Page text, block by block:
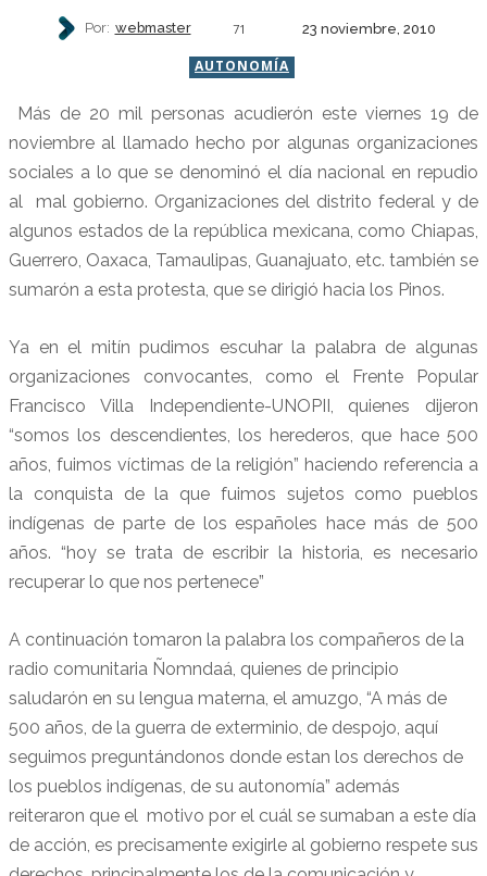
Por: webmaster 71 23 noviembre, 2010
AUTONOMÍA
Más de 20 mil personas acudierón este viernes 19 de
noviembre al llamado hecho por algunas organizaciones
sociales a lo que se denominó el día nacional en repudio
al mal gobierno. Organizaciones del distrito federal y de
algunos estados de la república mexicana, como Chiapas,
Guerrero, Oaxaca, Tamaulipas, Guanajuato, etc. también se
sumarón a esta protesta, que se dirigió hacia los Pinos.
Ya en el mitín pudimos escuhar la palabra de algunas
organizaciones convocantes, como el Frente Popular
Francisco Villa Independiente-UNOPII, quienes dijeron
“somos los descendientes, los herederos, que hace 500
años, fuimos víctimas de la religión” haciendo referencia a
la conquista de la que fuimos sujetos como pueblos
indígenas de parte de los españoles hace más de 500
años. “hoy se trata de escribir la historia, es necesario
recuperar lo que nos pertenece”
A continuación tomaron la palabra los compañeros de la
radio comunitaria Ñomndaá, quienes de principio
saludarón en su lengua materna, el amuzgo, “A más de
500 años, de la guerra de exterminio, de despojo, aquí
seguimos preguntándonos donde estan los derechos de
los pueblos indígenas, de su autonomía” además
reiteraron que el motivo por el cuál se sumaban a este día
de acción, es precisamente exigirle al gobierno respete sus